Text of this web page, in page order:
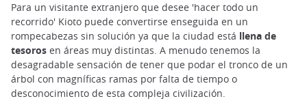
Para un visitante extranjero que desee 'hacer todo un
recorrido' Kioto puede convertirse enseguida en un
rompecabezas sin solución ya que la ciudad está llena de
tesoros en áreas muy distintas. A menudo tenemos la
desagradable sensación de tener que podar el tronco de un
árbol con magníficas ramas por falta de tiempo o
desconocimiento de esta compleja civilización.